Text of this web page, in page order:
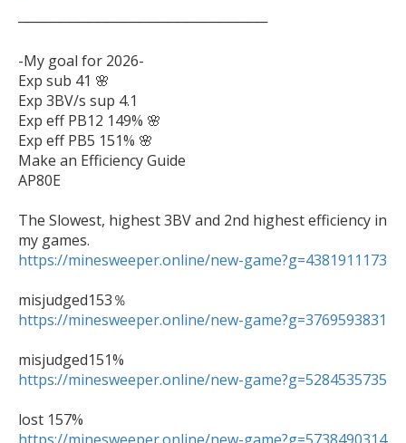
─────────────────────────
-My goal for 2026-
Exp sub 41 🌸
Exp 3BV/s sup 4.1
Exp eff PB12 149% 🌸
Exp eff PB5 151% 🌸
Make an Efficiency Guide
AP80E
The Slowest, highest 3BV and 2nd highest efficiency in
https://minesweeper.online/new-game?g=4381911173
https://minesweeper.online/new-game?g=3769593831
https://minesweeper.online/new-game?g=5284535735